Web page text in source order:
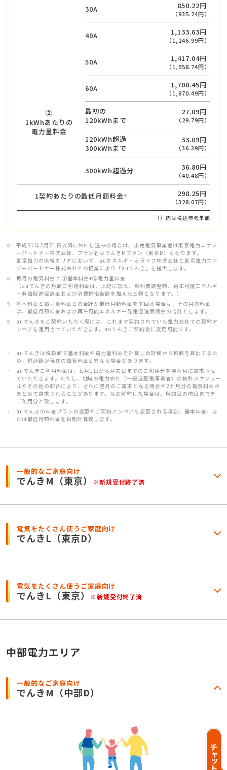
30A 850.22円
（935.24円）
40A 1,133.63円
（1,246.99円）
50A 1,417.04円
（1,558.74円）
60A 1,700.45円
（1,870.49円）
②
1kWhあたりの
電力量料金
最初の
120kWhまで
27.09円
（29.79円）
120kWh超過
300kWhまで
33.09円
（36.39円）
300kWh超過分 36.80円
（40.48円）
1契約あたりの最低月額料金※ 298.25円
（328.07円）
（）内は税込参考単価
平成31年2月21日以降にお申し込みの場合は、小売電気事業者は東京電力エナジ
ーパートナー株式会社、プラン名はでんきMプラン（東京D）となります。
東京電力の供給エリアにおいて、auエネルギー＆ライフ株式会社と東京電力エナ
ジーパートナー株式会社との協業により「auでんき」を提供します。
毎月の電気料金 = ①基本料金+②電力量料金
（auでんきの月額ご利用料金は、上記に加え、燃料費調整額、再生可能エネルギ
ー発電促進賦課金および消費税相当額を加えた金額となります。）
基本料金と電力量料金との合計が最低月額料金を下回る場合は、その月の料金
は、最低月額料金および再生可能エネルギー発電促進賦課金の合計とします。
auでんきをご契約いただく際には、これまで契約されていた電力会社での契約ア
ンペアを適用させていただきます。auでんきご契約後に変更可能です。
auでんきは税抜額で基本料金や電力量料金を計算し合計額から税額を算出するた
め、税込額が現在の電気料金と異なる場合があります。
auでんきご利用料金は、毎月1日から月末日までのご利用分を翌々月に請求させ
ていただきます。ただし、地域の電力会社（一般送配電事業者）の検針スケジュー
ルやその他の都合により、さらに翌月のご請求となる場合や2か月分の電気料金が
まとめて請求されることがあります。なお解約した場合は、解約日の前日までを
ご利用分と致します。
auでんきの料金プランの変更やご契約アンペアを変更される場合、基本料金、ま
たは最低月額料金を日割計算致します。
一般的なご家庭向け
でんきM （東京） ※新規受付終了済
電気をたくさん使うご家庭向け
でんきL （東京D）
電気をたくさん使うご家庭向け
でんきL （東京） ※新規受付終了済
中部電力エリア
一般的なご家庭向け
でんきM （中部D）